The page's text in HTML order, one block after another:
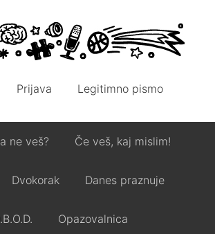
Prijava Legitimno pismo
ne veš? Če veš, kaj mislim!
Dvokorak Danes praznuje
Opazovalnica